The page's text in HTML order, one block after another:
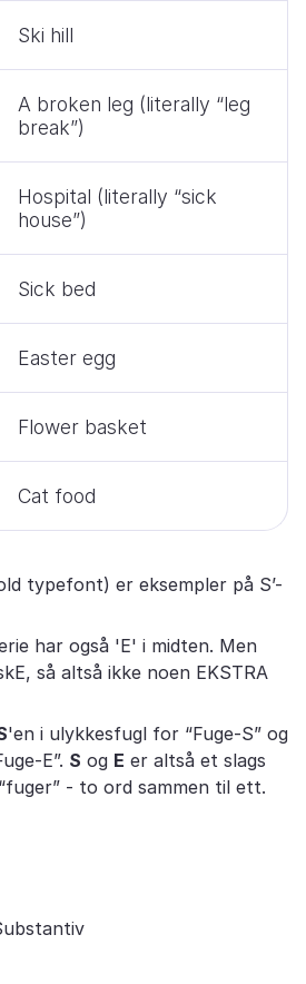
Ski hill
A broken leg (literally “leg
break”)
Hospital (literally “sick
house”)
Sick bed
Easter egg
Flower basket
Cat food
typefont) er eksempler på S’-
har også 'E' i midten. Men
så altså ikke noen EKSTRA
'en i ulykkesfugl for “Fuge-S” og
E”. S og E er altså et slags
- to ord sammen til ett.